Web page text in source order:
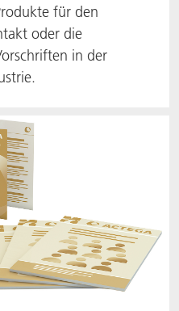
für den
oder die
in der